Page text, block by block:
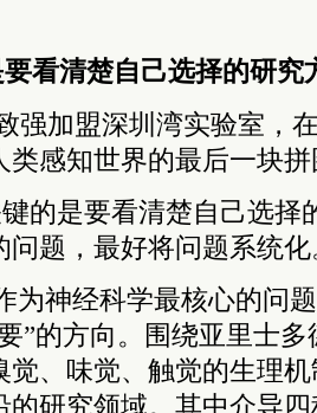
看清楚自己选择的研究
强加盟深圳湾实验室，
类感知世界的最后一块
的是要看清楚自己选择
问题，最好将问题系统化
为神经科学最核心的问
”的方向。围绕亚里士
觉、味觉、触觉的生理
的研究领域。其中介导